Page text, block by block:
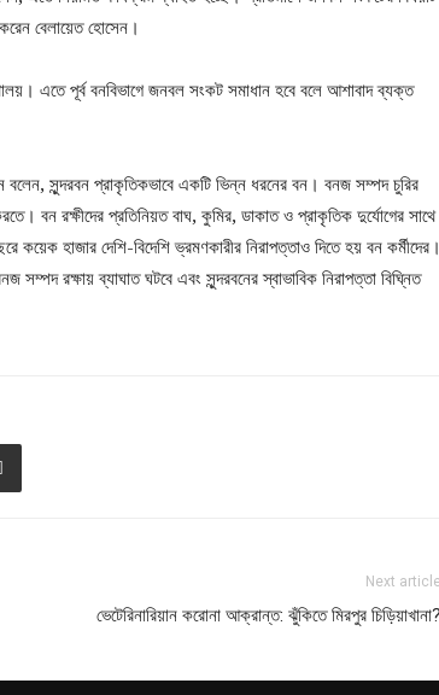
বেলায়েত হোসেন।
এতে পূর্ব বনবিভাগে জনবল সংকট সমাধান হবে বলে আশাবাদ ব্যক্ত
বলেন, সুন্দরবন প্রাকৃতিকভাবে একটি ভিন্ন ধরনের বন। বনজ সম্পদ চুরির
বন রক্ষীদের প্রতিনিয়ত বাঘ, কুমির, ডাকাত ও প্রাকৃতিক দুর্যোগের সাথে
কয়েক হাজার দেশি-বিদেশি ভ্রমণকারীর নিরাপত্তাও দিতে হয় বন কর্মীদের।
রক্ষায় ব্যাঘাত ঘটবে এবং সুন্দরবনের স্বাভাবিক নিরাপত্তা বিঘ্নিত
Next article
ভেটেরিনারিয়ান করোনা আক্রান্ত: ঝুঁকিতে মিরপুর চিড়িয়াখানা?